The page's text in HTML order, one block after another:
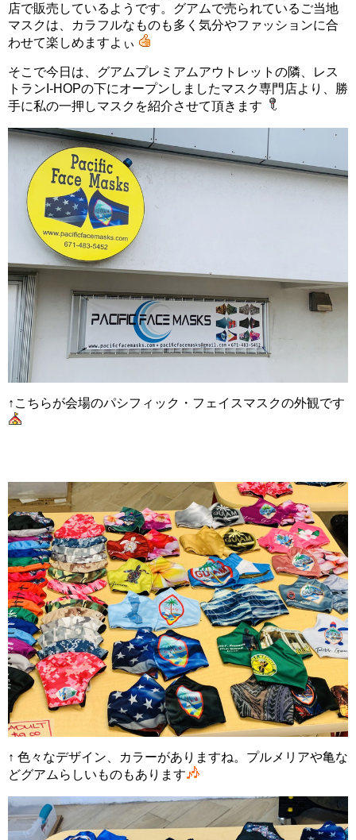
店で販売しているようです。グアムで売られているご当地
マスクは、カラフルなものも多く気分やファッションに合
わせて楽しめますよぃ
そこで今日は、グアムプレミアムアウトレットの隣、レス
トランI-HOPの下にオープンしましたマスク専門店より、勝
手に私の一押しマスクを紹介させて頂きます
↑こちらが会場のパシフィック・フェイスマスクの外観です
↑ 色々なデザイン、カラーがありますね。プルメリアや亀な
どグアムらしいものもあります